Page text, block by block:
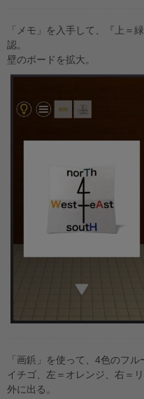
「メモ」を入手して、『上＝
認。
壁のボードを拡大。
「画鋲」を使って、4色のフ
イチゴ、左＝オレンジ、右＝
外に出る。